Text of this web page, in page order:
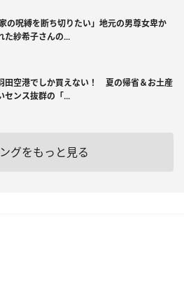
家の呪縛を断ち切りたい」地元の男尊女卑か
た紗希子さんの...
田空港でしか買えない！ 夏の帰省＆お土産
センス抜群の「...
グをもっと見る